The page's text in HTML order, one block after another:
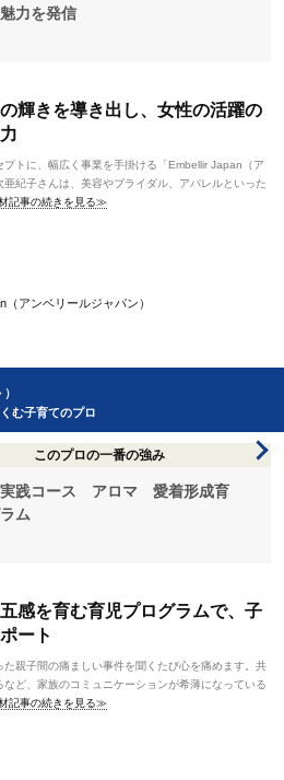
力を発信
輝きを導き出し、女性の活躍の
トに、幅広く事業を手掛ける「Embellir Japan（ア
紀子さんは、美容やブライダル、アパレルといった
記事の続きを見る≫
アンベリールジャパン）
む子育てのプロ
このプロの一番の強み
実践コース アロマ 愛着形成育
ム
感を育む育児プログラムで、子
ート
親子間の痛ましい事件を聞くたび心を痛めます。共
ど、家族のコミュニケーションが希薄になっている
記事の続きを見る≫